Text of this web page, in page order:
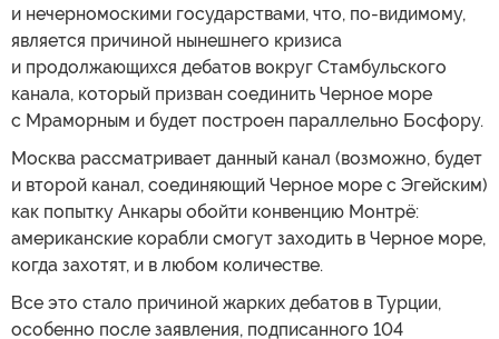
и нечерномоскими государствами, что, по-видимому,
является причиной нынешнего кризиса
и продолжающихся дебатов вокруг Стамбульского
канала, который призван соединить Черное море
с Мраморным и будет построен параллельно Босфору.
Москва рассматривает данный канал (возможно, будет
и второй канал, соединяющий Черное море с Эгейским)
как попытку Анкары обойти конвенцию Монтрё:
американские корабли смогут заходить в Черное море,
когда захотят, и в любом количестве.
Все это стало причиной жарких дебатов в Турции,
особенно после заявления, подписанного 104